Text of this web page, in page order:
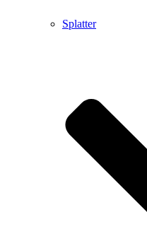
Splatter